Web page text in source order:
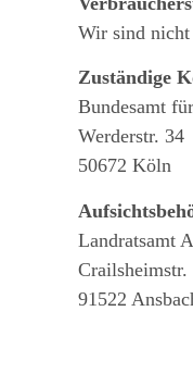
Wir sind nicht
Zuständige
Bundesamt
Werderstr. 34
50672 Köln
Landratsamt
Crailsheimstr.
91522